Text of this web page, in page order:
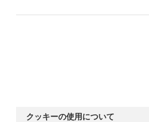
クッキーの使用について